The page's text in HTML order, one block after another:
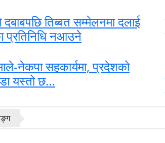
तिब्बत सम्मेलनमा दलाई
प्रतिनिधि नआउने
नेकपा सहकार्यमा, प्रदेशको
यस्तो छ…